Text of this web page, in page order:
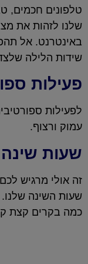
טלפונים חכמים,
שלנו לזהות את
באינטרנט. אל
שידות הלילה
פעילות
לפעילות
עמוק ורצוף.
שעות שינה
זה אולי מרגיש
שעות השינה
כמה בקרים קצת